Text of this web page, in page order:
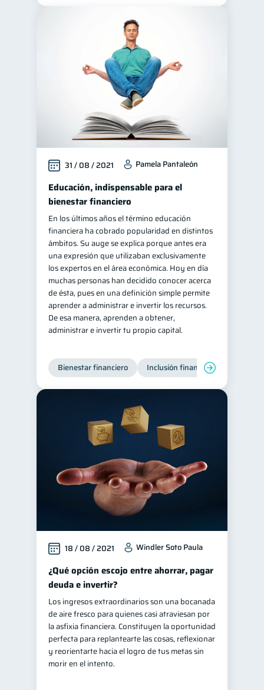
Derechos & Deberes 4
Superintendencia de Bancos 4
Criptomonedas 2
Cuenta Abandonada 2
Inversiones 2
Cuenta Inactiva 1
Finanzas Personales 1
Educación Financiera
Fraudes 1 Mipymes 1
Información financiera
Salud mental 1 ahorro 1
Retiro Doble sueldo
Gasto responsable 1
información financiera
31 / 08 / 2021 Pamela Pantaleón
Educación, indispensable para el
bienestar financiero
En los últimos años el término educación
financiera ha cobrado popularidad en distintos
ámbitos. Su auge se explica porque antes era
una expresión que utilizaban exclusivamente
los expertos en el área económica. Hoy en día
muchas personas han decidido conocer acerca
de ésta, pues en una definición simple permite
aprender a administrar e invertir los recursos.
De esa manera, aprenden a obtener,
administrar e invertir tu propio capital.
Bienestar financiero Inclusión financiera
18 / 08 / 2021 Windler Soto Paula
¿Qué opción escojo entre ahorrar, pagar
deuda e invertir?
Los ingresos extraordinarios son una bocanada
de aire fresco para quienes casi atraviesan por
la asfixia financiera. Constituyen la oportunidad
perfecta para replantearte las cosas, reflexionar
y reorientarte hacia el logro de tus metas sin
morir en el intento.